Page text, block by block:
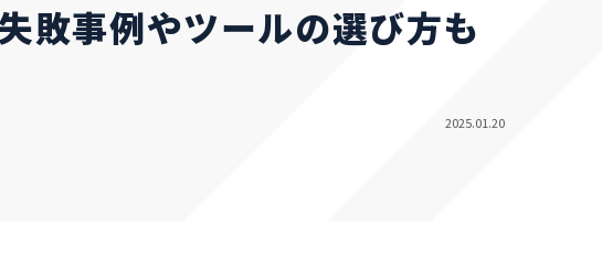
敗事例やツールの選び方も
2025.01.20